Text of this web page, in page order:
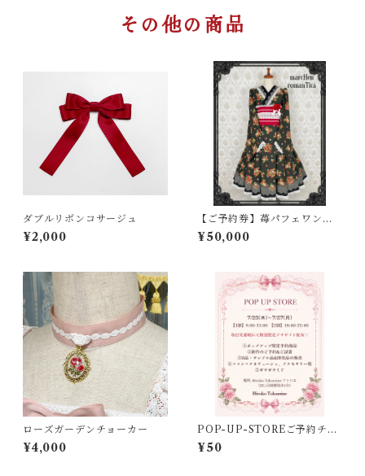
その他の商品
ダブルリボンコサージュ
¥2,000
【ご予約券】苺パフェワンピ
ース（黒、水色）
¥50,000
ローズガーデンチョーカー
¥4,000
POP-UP-STOREご予約チケ
ット（プチギフト確約）
¥50